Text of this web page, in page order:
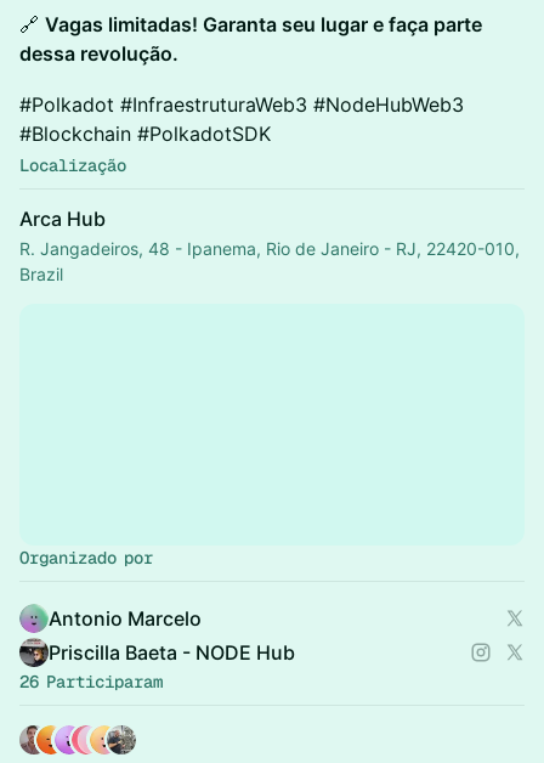
🔗 Vagas limitadas! Garanta seu lugar e faça parte
dessa revolução.
#Polkadot #InfraestruturaWeb3 #NodeHubWeb3
#Blockchain #PolkadotSDK
Localização
Arca Hub
R. Jangadeiros, 48 - Ipanema, Rio de Janeiro - RJ, 22420-010,
Brazil
Organizado por
Antonio Marcelo
Priscilla Baeta - NODE Hub
26 Participaram